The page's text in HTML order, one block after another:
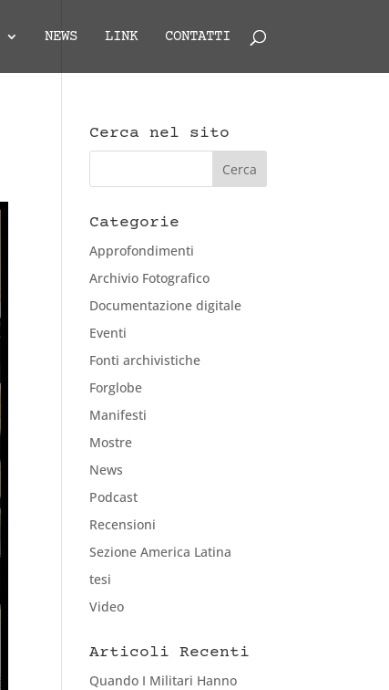
NEWS LINK CONTATTI
Cerca nel sito
Categorie
Approfondimenti
Archivio Fotografico
Documentazione digitale
Eventi
Fonti archivistiche
Forglobe
Manifesti
Mostre
News
Podcast
Recensioni
Sezione America Latina
tesi
Video
Articoli Recenti
Quando I Militari Hanno